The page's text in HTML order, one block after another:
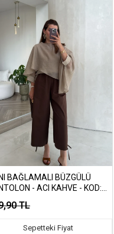
BAĞLAMALI BÜZGÜLÜ
- ACI KAHVE - KOD:
TL
Sepetteki Fiyat